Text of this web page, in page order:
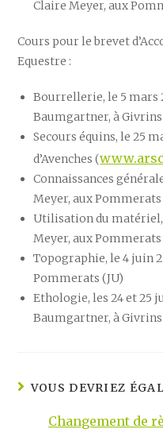
Claire Meyer, aux
Cours pour le brevet
Equestre :
Bourrellerie, le 5 mars
Baumgartner, à Givrins
Secours équins, le 25
d’Avenches (
Connaissances
Meyer, aux Pommerats
Utilisation du matériel,
Meyer, aux Pommerats
Topographie, le 4 juin
Pommerats (JU)
Ethologie, les 24 et 25
Baumgartner, à Givrins
VOUS DEVRIEZ
Changement de